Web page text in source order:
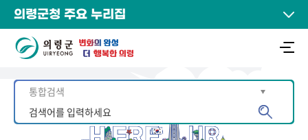
의령군청 주요 누리집